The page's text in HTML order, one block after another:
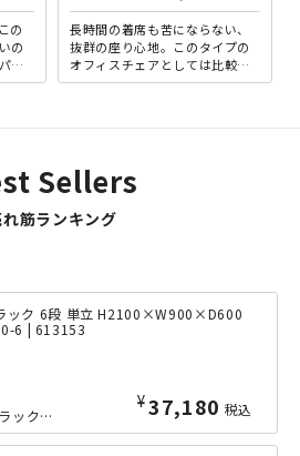
の
の
ク
ィ
長時間の着席も苦にならない、
抜群の座り心地。このタイプの
オフィスチェアとしては比較的
ロープライスながら、クオリテ
Sellers
筋ランキング
ック 6段 単立 H2100×W900×D600
6 | 613153
¥37,180 税込
横幅900mmの6段中軽量ラックの、奥行きたっぷりな600mmタイプ。ボルトレス...